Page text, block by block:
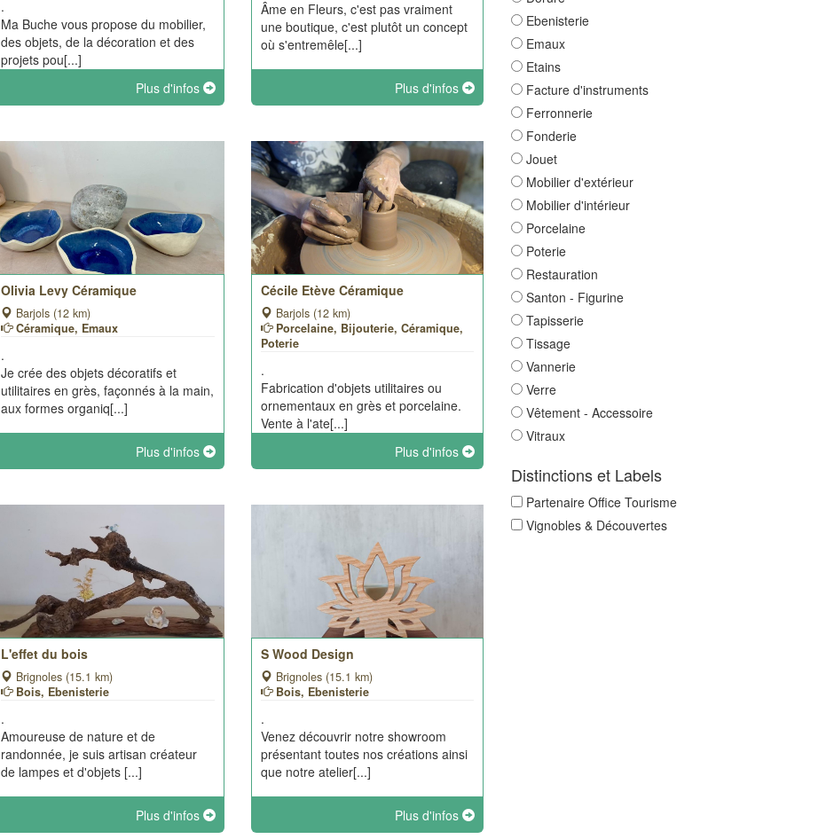
.
Ma Buche vous propose du mobilier,
des objets, de la décoration et des
projets pou[...]
Plus d'infos
Âme en Fleurs, c'est pas vraiment
une boutique, c'est plutôt un concept
où s'entremêle[...]
Plus d'infos
Olivia Levy Céramique
Barjols (12 km)
Céramique, Emaux
.
Je crée des objets décoratifs et
utilitaires en grès, façonnés à la main,
aux formes organiq[...]
Plus d'infos
Cécile Etève Céramique
Barjols (12 km)
Porcelaine, Bijouterie, Céramique,
Poterie
.
Fabrication d'objets utilitaires ou
ornementaux en grès et porcelaine.
Vente à l'ate[...]
Plus d'infos
L'effet du bois
Brignoles (15.1 km)
Bois, Ebenisterie
.
Amoureuse de nature et de
randonnée, je suis artisan créateur
de lampes et d'objets [...]
Plus d'infos
S Wood Design
Brignoles (15.1 km)
Bois, Ebenisterie
.
Venez découvrir notre showroom
présentant toutes nos créations ainsi
que notre atelier[...]
Plus d'infos
Ebenisterie
Emaux
Etains
Facture d'instruments
Ferronnerie
Fonderie
Jouet
Mobilier d'extérieur
Mobilier d'intérieur
Porcelaine
Poterie
Restauration
Santon - Figurine
Tapisserie
Tissage
Vannerie
Verre
Vêtement - Accessoire
Vitraux
Distinctions et Labels
Partenaire Office Tourisme
Vignobles & Découvertes